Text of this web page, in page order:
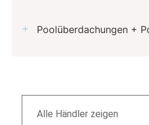
Poolüberdachungen +